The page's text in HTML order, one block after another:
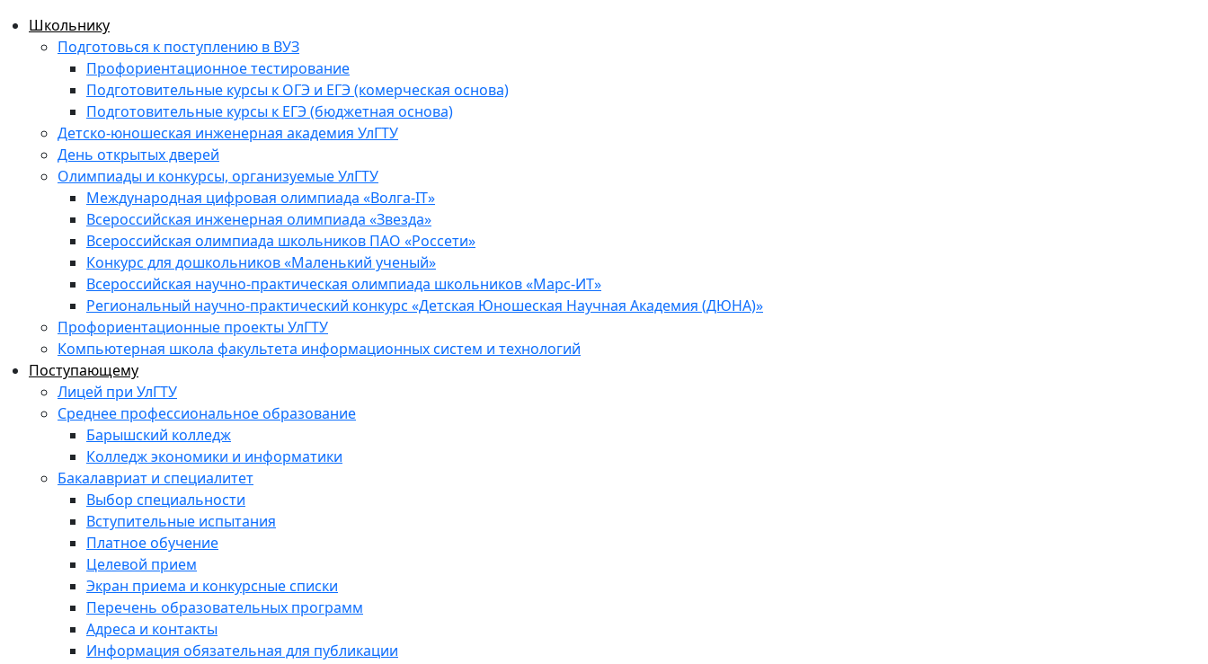
Школьнику
Подготовься к поступлению в ВУЗ
Профориентационное тестирование
Подготовительные курсы к ОГЭ и ЕГЭ (комерческая основа)
Подготовительные курсы к ЕГЭ (бюджетная основа)
Детско-юношеская инженерная академия УлГТУ
День открытых дверей
Олимпиады и конкурсы, организуемые УлГТУ
Международная цифровая олимпиада «Волга-IT»
Всероссийская инженерная олимпиада «Звезда»
Всероссийская олимпиада школьников ПАО «Россети»
Конкурс для дошкольников «Маленький ученый»
Всероссийская научно-практическая олимпиада школьников «Марс-ИТ»
Региональный научно-практический конкурс «Детская Юношеская Научная Академия (ДЮНА)»
Профориентационные проекты УлГТУ
Компьютерная школа факультета информационных систем и технологий
Поступающему
Лицей при УлГТУ
Среднее профессиональное образование
Барышский колледж
Колледж экономики и информатики
Бакалавриат и специалитет
Выбор специальности
Вступительные испытания
Платное обучение
Целевой прием
Экран приема и конкурсные списки
Перечень образовательных программ
Адреса и контакты
Информация обязательная для публикации